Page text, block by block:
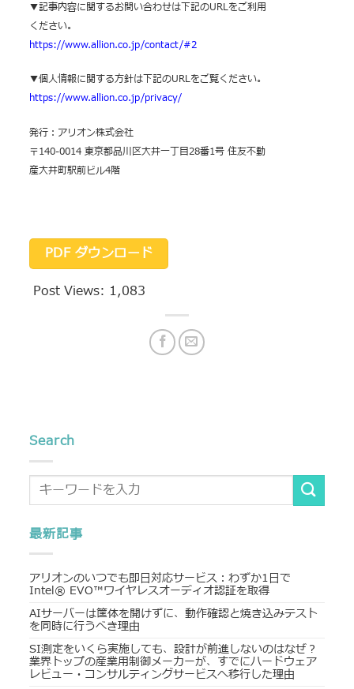
▼記事内容に関するお問い合わせは下記のURLをご利用
ください。
https://www.allion.co.jp/contact/#2
▼個人情報に関する方針は下記のURLをご覧ください。
https://www.allion.co.jp/privacy/
発行：アリオン株式会社
〒140-0014 東京都品川区大井一丁目28番1号 住友不動
産大井町駅前ビル4階
PDF ダウンロード
Post Views: 1,083
Search
最新記事
アリオンのいつでも即日対応サービス：わずか1日で
Intel® EVO™ワイヤレスオーディオ認証を取得
AIサーバーは筐体を開けずに、動作確認と焼き込みテスト
を同時に行うべき理由
SI測定をいくら実施しても、設計が前進しないのはなぜ？
業界トップの産業用制御メーカーが、すでにハードウェア
レビュー・コンサルティングサービスへ移行した理由